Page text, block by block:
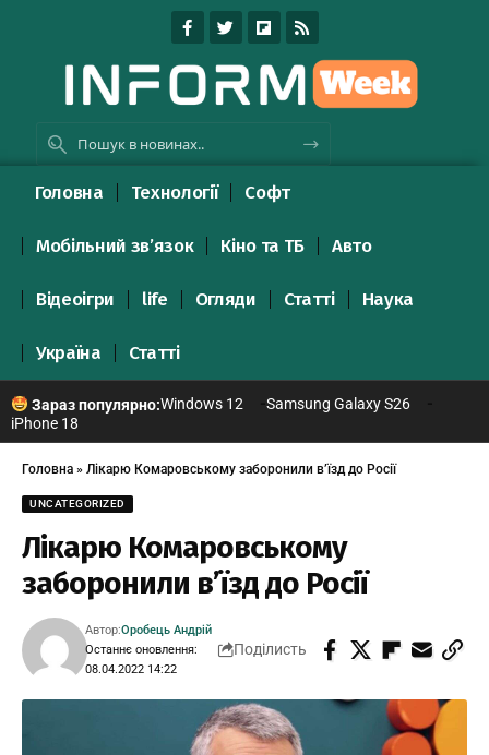
Головна Технології Софт
Мобільний зв’язок Кіно та ТБ Авто
Відеоігри life Огляди Статті Наука
Україна Статті
Зараз популярно:Windows 12
Samsung Galaxy S26
iPhone 18
Головна » Лікарю Комаровському заборонили в’їзд до Росії
UNCATEGORIZED
Лікарю Комаровському
заборонили в’їзд до Росії
Останнє оновлення:
08.04.2022 14:22
Автор:Оробець Андрій
Поділисть